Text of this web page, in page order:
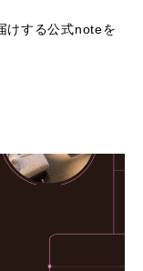
けする公式noteを